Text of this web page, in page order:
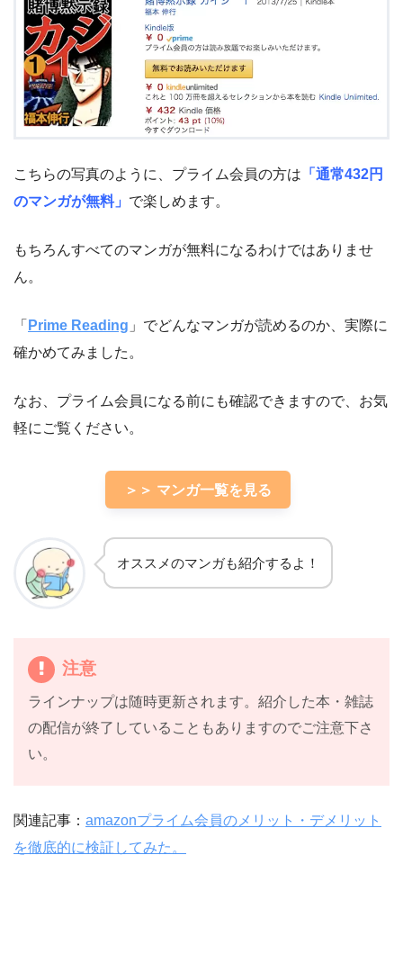
こちらの写真のように、プライム会員の方は 「通常432円
のマンガが無料」 で楽しめます。
もちろんすべてのマンガが無料になるわけではありませ
ん。
「 Prime Reading 」でどんなマンガが読めるのか、実際に
確かめてみました。
なお、プライム会員になる前にも確認できますので、お気
軽にご覧ください。
＞＞ マンガ一覧を見る
オススメのマンガも紹介するよ！
注意
ラインナップは随時更新されます。紹介した本・雑誌
の配信が終了していることもありますのでご注意下さ
い。
関連記事： amazonプライム会員のメリット・デメリット
を徹底的に検証してみた。